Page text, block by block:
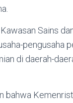
Sains
pengusaha
di daerah-
bahwa